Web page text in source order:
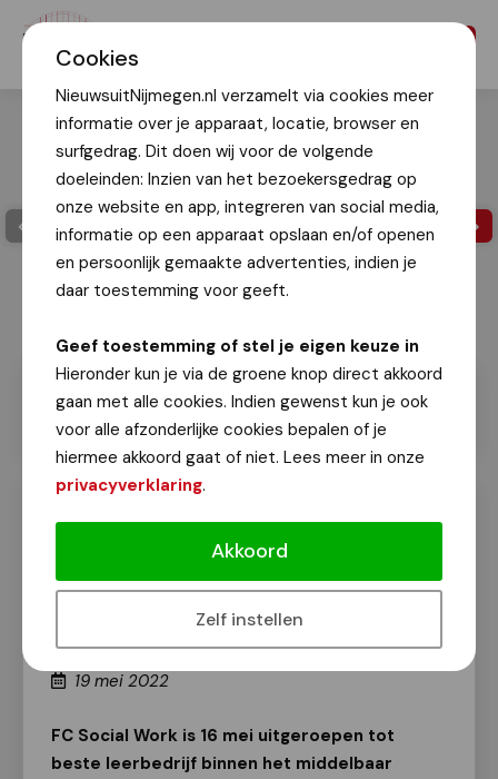
Cookies
NieuwsuitNijmegen.nl verzamelt via cookies meer
informatie over je apparaat, locatie, browser en
surfgedrag. Dit doen wij voor de volgende
doeleinden: Inzien van het bezoekersgedrag op
onze website en app, integreren van social media,
informatie op een apparaat opslaan en/of openen
en persoonlijk gemaakte advertenties, indien je
daar toestemming voor geeft.
Geef toestemming of stel je eigen keuze in
Hieronder kun je via de groene knop direct akkoord
gaan met alle cookies. Indien gewenst kun je ook
voor alle afzonderlijke cookies bepalen of je
hiermee akkoord gaat of niet. Lees meer in onze
privacyverklaring.
Akkoord
Zelf instellen
Nijmeegs leerbedrijf FC Social Work
verkozen tot Beste Leerbedrijf MBO
2022
Van onze redactie
19 mei 2022
FC Social Work is 16 mei uitgeroepen tot
beste leerbedrijf binnen het middelbaar